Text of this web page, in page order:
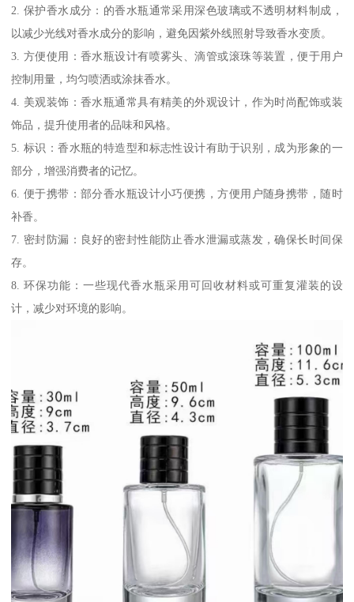
2. 保护香水成分：的香水瓶通常采用深色玻璃或不透明材料制成，
以减少光线对香水成分的影响，避免因紫外线照射导致香水变质。
3. 方便使用：香水瓶设计有喷雾头、滴管或滚珠等装置，便于用户
控制用量，均匀喷洒或涂抹香水。
4. 美观装饰：香水瓶通常具有精美的外观设计，作为时尚配饰或装
饰品，提升使用者的品味和风格。
5. 标识：香水瓶的特造型和标志性设计有助于识别，成为形象的一
部分，增强消费者的记忆。
6. 便于携带：部分香水瓶设计小巧便携，方便用户随身携带，随时
补香。
7. 密封防漏：良好的密封性能防止香水泄漏或蒸发，确保长时间保
存。
8. 环保功能：一些现代香水瓶采用可回收材料或可重复灌装的设
计，减少对环境的影响。